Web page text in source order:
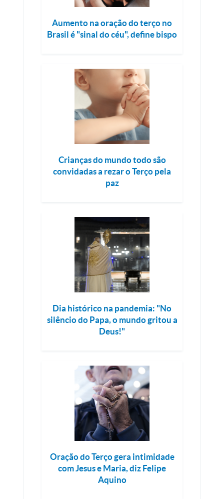
Aumento na oração do terço no
Brasil é "sinal do céu", define bispo
Crianças do mundo todo são
convidadas a rezar o Terço pela
paz
Dia histórico na pandemia: "No
silêncio do Papa, o mundo gritou a
Deus!"
Oração do Terço gera intimidade
com Jesus e Maria, diz Felipe
Aquino